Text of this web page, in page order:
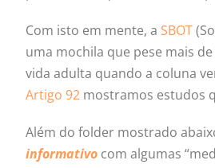
Com isto em mente, a SBOT
uma mochila que pese mais
vida adulta quando a coluna
Artigo 92 mostramos estudos
Além do folder mostrado
informativo com algumas